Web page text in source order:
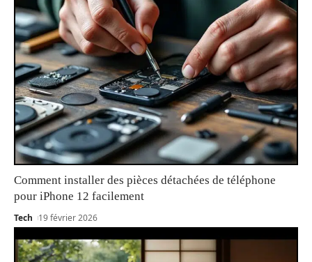
Comment installer des pièces détachées de téléphone
pour iPhone 12 facilement
Tech 19 février 2026